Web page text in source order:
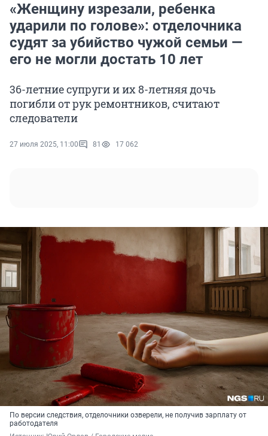
«Женщину изрезали, ребенка
ударили по голове»: отделочника
судят за убийство чужой семьи —
его не могли достать 10 лет
36-летние супруги и их 8-летняя дочь
погибли от рук ремонтников, считают
следователи
27 июля 2025, 11:00 81 17 062
По версии следствия, отделочники озверели, не получив зарплату от
работодателя